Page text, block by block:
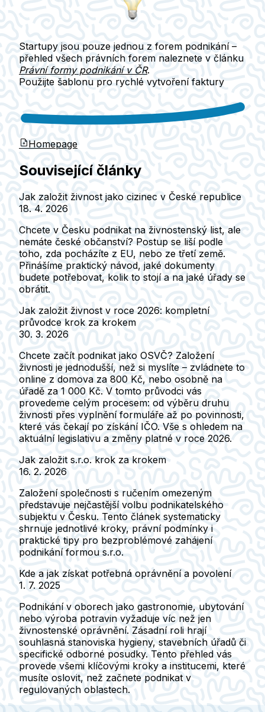
Startupy jsou pouze jednou z forem podnikání –
přehled všech právních forem naleznete v článku
Právní formy podnikání v ČR.
Použijte šablonu pro rychlé vytvoření faktury
Homepage
Související články
Jak založit živnost jako cizinec v České republice
18. 4. 2026
Chcete v Česku podnikat na živnostenský list, ale
nemáte české občanství? Postup se liší podle
toho, zda pocházíte z EU, nebo ze třetí země.
Přinášíme praktický návod, jaké dokumenty
budete potřebovat, kolik to stojí a na jaké úřady se
obrátit.
Jak založit živnost v roce 2026: kompletní
průvodce krok za krokem
30. 3. 2026
Chcete začít podnikat jako OSVČ? Založení
živnosti je jednodušší, než si myslíte – zvládnete to
online z domova za 800 Kč, nebo osobně na
úřadě za 1 000 Kč. V tomto průvodci vás
provedeme celým procesem: od výběru druhu
živnosti přes vyplnění formuláře až po povinnosti,
které vás čekají po získání IČO. Vše s ohledem na
aktuální legislativu a změny platné v roce 2026.
Jak založit s.r.o. krok za krokem
16. 2. 2026
Založení společnosti s ručením omezeným
představuje nejčastější volbu podnikatelského
subjektu v Česku. Tento článek systematicky
shrnuje jednotlivé kroky, právní podmínky i
praktické tipy pro bezproblémové zahájení
podnikání formou s.r.o.
Kde a jak získat potřebná oprávnění a povolení
1. 7. 2025
Podnikání v oborech jako gastronomie, ubytování
nebo výroba potravin vyžaduje víc než jen
živnostenské oprávnění. Zásadní roli hrají
souhlasná stanoviska hygieny, stavebních úřadů či
specifické odborné posudky. Tento přehled vás
provede všemi klíčovými kroky a institucemi, které
musíte oslovit, než začnete podnikat v
regulovaných oblastech.